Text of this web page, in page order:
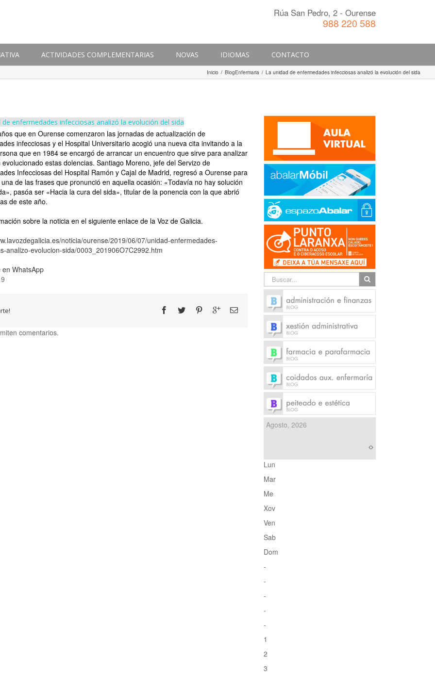
Rúa San Pedro, 2 - Ourense
988 220 588
ACTIVIDADES COMPLEMENTARIAS NOVAS IDIOMAS CONTACTO
Inicio / BlogEnfermaria / La unidad de enfermedades infecciosas analizó la evolución del sida
de enfermedades infecciosas analizó la evolución del sida
que en Ourense comenzaron las jornadas de actualización de
infecciosas y el Hospital Universitario acogió una nueva cita invitando a la
que en 1984 se encargó de arrancar un encuentro que sirve para analizar
estas dolencias. Santiago Moreno, jefe del Servizo de
Infecciosas del Hospital Ramón y Cajal de Madrid, regresó a Ourense para
de las frases que pronunció en aquella ocasión: «Todavía no hay solución
pasóa ser «Hacia la cura del sida», titular de la ponencia con la que abrió
de este año.
sobre la noticia en el siguiente enlace de la Voz de Galicia.
noticia/ourense/2019/06/07/unidad-enfermedades-
analizo-evolucion-sida/0003_201906O7C2992.htm
WhatsApp
comentarios.
Agosto, 2026
Lun
Mar
Me
Xov
Ven
Sab
Dom
-
-
-
-
-
1
2
3